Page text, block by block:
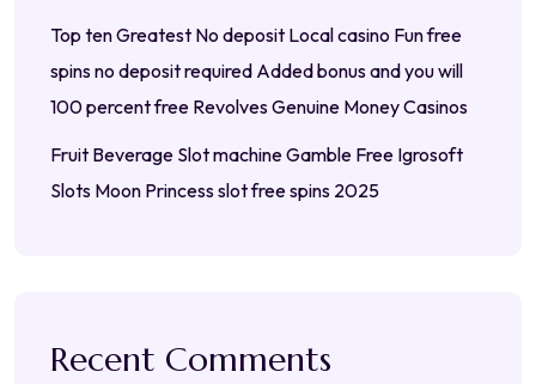
Top ten Greatest No deposit Local casino Fun free
spins no deposit required Added bonus and you will
100 percent free Revolves Genuine Money Casinos
Fruit Beverage Slot machine Gamble Free Igrosoft
Slots Moon Princess slot free spins 2025
Recent Comments